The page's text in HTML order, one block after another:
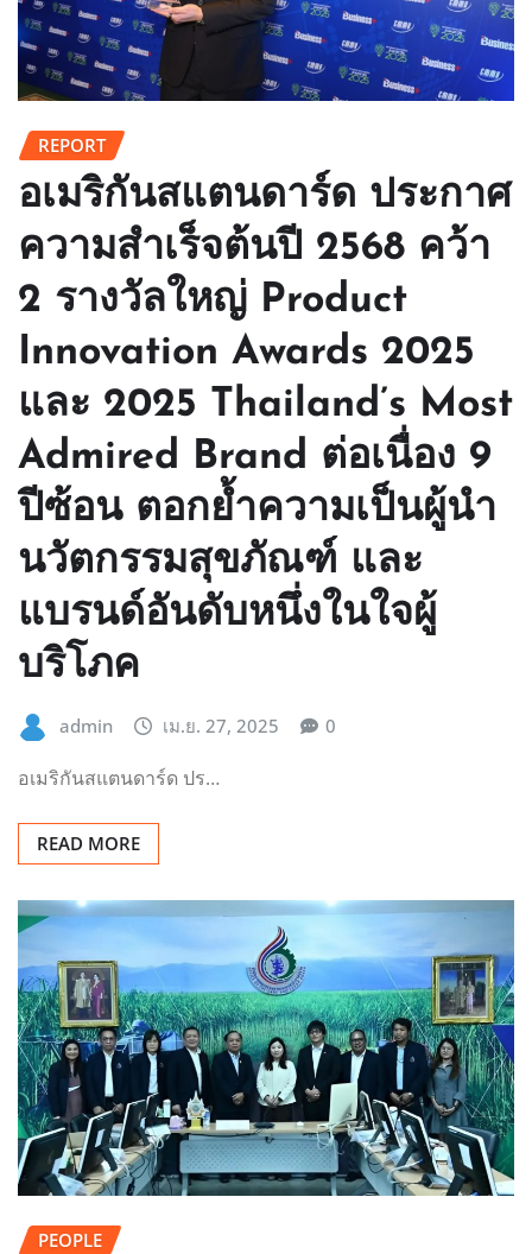
REPORT
อเมริกันสแตนดาร์ด ประกาศ
ความสำเร็จต้นปี 2568 คว้า
2 รางวัลใหญ่ Product
Innovation Awards 2025
และ 2025 Thailand’s Most
Admired Brand ต่อเนื่อง 9
ปีซ้อน ตอกย้ำความเป็นผู้นำ
นวัตกรรมสุขภัณฑ์ และ
แบรนด์อันดับหนึ่งในใจผู้
บริโภค
admin เม.ย. 27, 2025 0
อเมริกันสแตนดาร์ด ปร…
READ MORE
PEOPLE